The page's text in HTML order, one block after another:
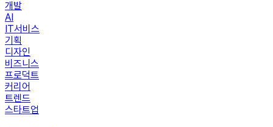
개발
AI
IT서비스
기획
디자인
비즈니스
프로덕트
커리어
트렌드
스타트업